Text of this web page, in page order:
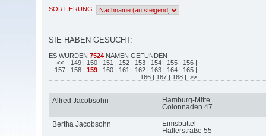
SORTIERUNG
SIE HABEN GESUCHT:
ES WURDEN 7524 NAMEN GEFUNDEN
<< | 149 | 150 | 151 | 152 | 153 | 154 | 155 | 156 |
157 | 158 | 159 | 160 | 161 | 162 | 163 | 164 | 165 |
166 | 167 | 168 | >>
Alfred Jacobsohn
Hamburg-Mitte
Colonnaden 47
Bertha Jacobsohn
Eimsbüttel
Hallerstraße 55